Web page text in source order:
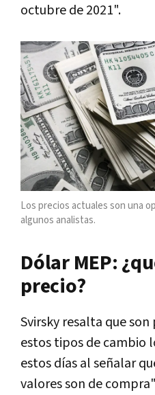
octubre de 2021".
Los precios actuales son una
algunos analistas.
Dólar MEP:
precio?
Svirsky resalta que
estos tipos de cambio
estos días al señalar
valores son de